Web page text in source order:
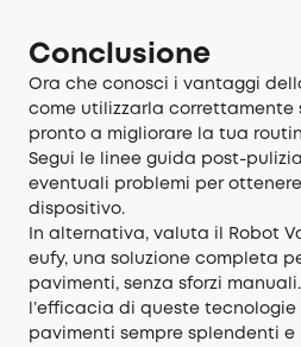
Conclusione
Ora che conosci i vantaggi
come utilizzarla correttamente
pronto a migliorare la tua
Segui le linee guida post-
eventuali problemi per
dispositivo.
In alternativa, valuta il Robot
eufy, una soluzione completa
pavimenti, senza sforzi
l’efficacia di queste
pavimenti sempre splendenti e